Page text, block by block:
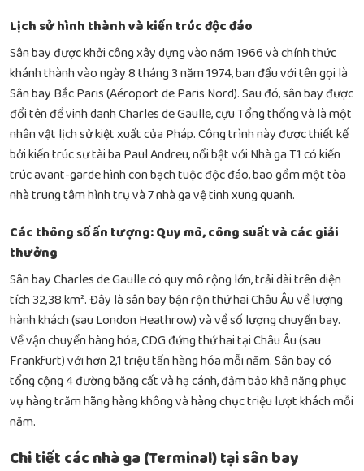
Lịch sử hình thành và kiến trúc độc đáo
Sân bay được khởi công xây dựng vào năm 1966 và chính thức
khánh thành vào ngày 8 tháng 3 năm 1974, ban đầu với tên gọi là
Sân bay Bắc Paris (Aéroport de Paris Nord). Sau đó, sân bay được
đổi tên để vinh danh Charles de Gaulle, cựu Tổng thống và là một
nhân vật lịch sử kiệt xuất của Pháp. Công trình này được thiết kế
bởi kiến trúc sư tài ba Paul Andreu, nổi bật với Nhà ga T1 có kiến
trúc avant-garde hình con bạch tuộc độc đáo, bao gồm một tòa
nhà trung tâm hình trụ và 7 nhà ga vệ tinh xung quanh.
Các thông số ấn tượng: Quy mô, công suất và các giải
thưởng
Sân bay Charles de Gaulle có quy mô rộng lớn, trải dài trên diện
tích 32,38 km². Đây là sân bay bận rộn thứ hai Châu Âu về lượng
hành khách (sau London Heathrow) và về số lượng chuyến bay.
Về vận chuyển hàng hóa, CDG đứng thứ hai tại Châu Âu (sau
Frankfurt) với hơn 2,1 triệu tấn hàng hóa mỗi năm. Sân bay có
tổng cộng 4 đường băng cất và hạ cánh, đảm bảo khả năng phục
vụ hàng trăm hãng hàng không và hàng chục triệu lượt khách mỗi
năm.
Chi tiết các nhà ga (Terminal) tại sân bay